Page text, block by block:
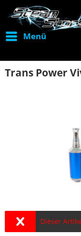
Menü
Trans Power
Dieser